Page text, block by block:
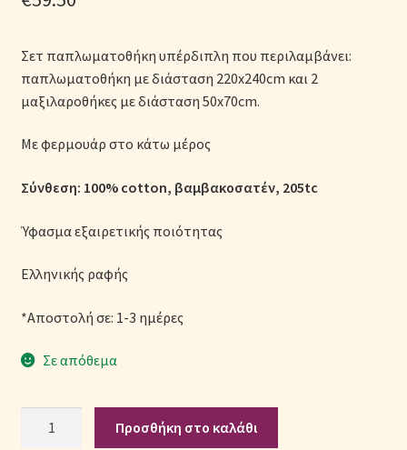
Ολοκλήρωση παραγγελίας
Όροι Χρήσης
Πληρωμές
Σετ παπλωματοθήκη υπέρδιπλη που περιλαμβάνει:
παπλωματοθήκη με διάσταση 220x240cm και 2
μαξιλαροθήκες με διάσταση 50x70cm.
Με φερμουάρ στο κάτω μέρος
Σύνθεση: 100% cotton, βαμβακοσατέν, 205tc
Ύφασμα εξαιρετικής ποιότητας
Ελληνικής ραφής
*Αποστολή σε: 1-3 ημέρες
Σε απόθεμα
Παπλωματοθήκη
Προσθήκη στο καλάθι